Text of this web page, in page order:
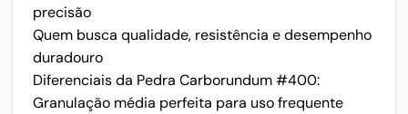
precisão
Quem busca qualidade, resistência e desempenho
duradouro
Diferenciais da Pedra Carborundum #400:
Granulação média perfeita para uso frequente